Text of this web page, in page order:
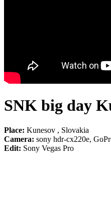
SNK big day
Place: Kunesov , Slovakia
Camera: sony hdr-cx220e,
Edit: Sony Vegas Pro